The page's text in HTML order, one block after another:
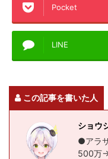
Pocket
LINE
この記事を書いた人
ショウ
●アラ
500万